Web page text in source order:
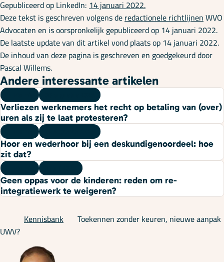
Gepubliceerd op LinkedIn:14 januari 2022.
Deze tekst is geschreven volgens deredactionele richtlijnenWVO
Advocaten en is oorspronkelijk gepubliceerd op 14 januari 2022.
De laatste update van dit artikel vond plaats op 14 januari 2022.
De inhoud van deze pagina is geschreven en goedgekeurd door
Pascal Willems.
Andere interessante artikelen
Verliezen werknemers het recht op betaling van (over)
uren als zij te laat protesteren?
Hoor en wederhoor bij een deskundigenoordeel: hoe
zit dat?
Geen oppas voor de kinderen: reden om re-
integratiewerk te weigeren?
Kennisbank
Toekennen zonder keuren, nieuwe aanpak
UWV?